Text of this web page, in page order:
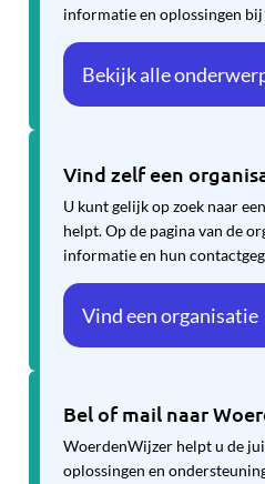
informatie en oplossingen
Bekijk alle
Vind zelf een
U kunt gelijk op zoek naar
helpt. Op de pagina van de
informatie en hun
Vind een organisatie
Bel of mail naar
WoerdenWijzer helpt u de
oplossingen en